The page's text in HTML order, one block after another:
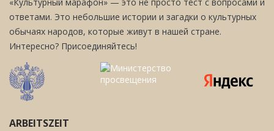
«Культурный марафон» — это не просто тест с вопросами и
ответами. Это небольшие истории и загадки о культурных
обычаях народов, которые живут в нашей стране.
Интересно? Присоединяйтесь!
ARBEITSZEIT